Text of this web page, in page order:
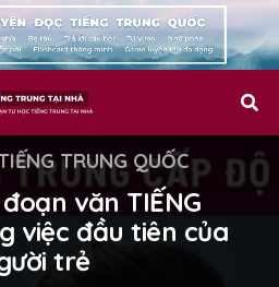
TRUNG QUỐC
văn TIẾNG
việc đầu tiên của
trẻ